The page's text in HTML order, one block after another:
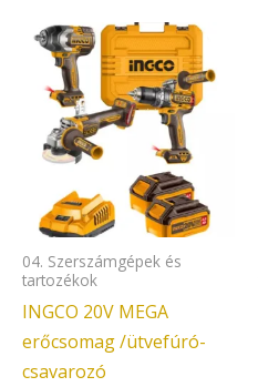
04. Szerszámgépek és
tartozékok
INGCO 20V MEGA
erőcsomag /ütvefúró-
csavarozó